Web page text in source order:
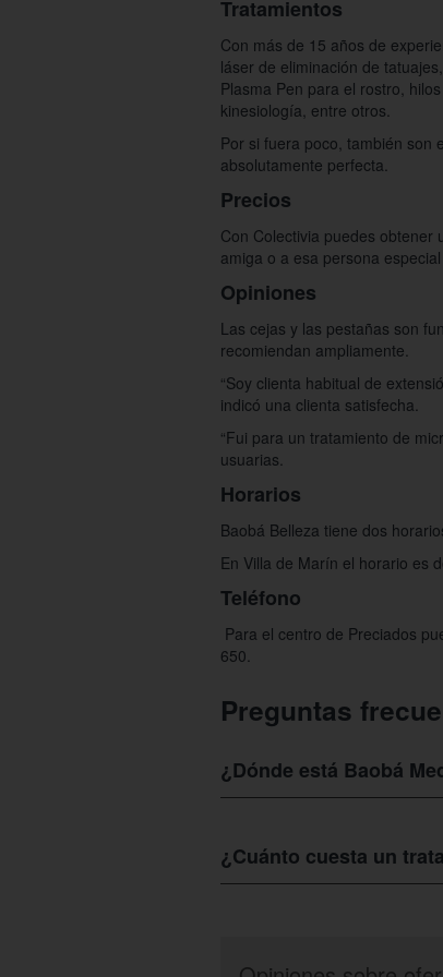
Tratamientos
Con más de 15 años de
láser de eliminación de
Plasma Pen para el rostro,
kinesiología, entre otros.
Por si fuera poco, también son
absolutamente perfecta.
Precios
Con Colectivia puedes
amiga o a esa persona
Opiniones
Las cejas y las pestañas son
recomiendan ampliamente.
“Soy clienta habitual de
indicó una clienta satisfecha.
“Fui para un tratamiento de
usuarias.
Horarios
Baobá Belleza tiene dos
En Villa de Marín el horario es
Teléfono
Para el centro de Preciados
650.
Preguntas
¿Dónde está Baobá
¿Cuánto cuesta un
Recuerda que nuestra oferta